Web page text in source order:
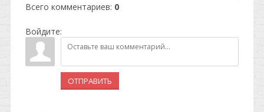
Всего комментариев: 0
Войдите:
ОТПРАВИТЬ